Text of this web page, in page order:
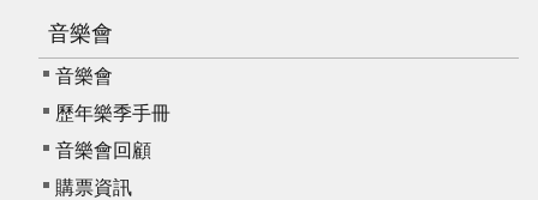
音樂會
音樂會
歷年樂季手冊
音樂會回顧
購票資訊